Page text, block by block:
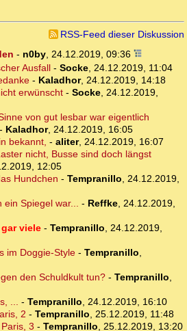
RSS-Feed dieser Diskussion
- n0by, 24.12.2019, 09:36
Ausfall- Socke, 24.12.2019, 11:04
- Kaladhor, 24.12.2019, 14:18
erwünscht- Socke, 24.12.2019,
von gut lesbar war eigentlich
- Kaladhor, 24.12.2019, 16:05
bekannt, - aliter, 24.12.2019, 16:07
nicht, Busse sind doch längst
12:05
Hundchen - Tempranillo, 24.12.2019,
ein Spiegel war... - Reffke, 24.12.2019,
viele- Tempranillo, 24.12.2019,
im Doggie-Style- Tempranillo,
den Schuldkult tun?- Tempranillo,
... - Tempranillo, 24.12.2019, 16:10
2 - Tempranillo, 25.12.2019, 11:48
3 - Tempranillo, 25.12.2019, 13:20